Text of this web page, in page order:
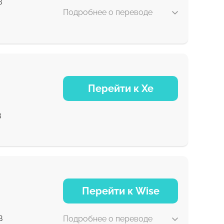
Подробнее о переводе
1-2 мин
Перейти к Xe
NaN д
Перейти к Wise
Подробнее о переводе